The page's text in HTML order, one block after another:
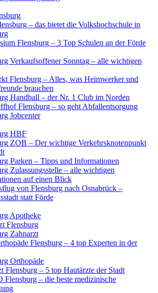
– das bietet die Volkshochschule in
Flensburg – 3 Top Schulen an der Förde
Verkaufsoffener Sonntag – alle wichtigen
Flensburg – Alles, was Heimwerker und
brauchen
Handball – der Nr. 1 Club im Norden
Flensburg – so geht Abfallentsorgung
Jobcenter
HBF
ZOB – Der wichtige Verkehrsknotenpunkt
Parken – Tipps und Informationen
Zulassungsstelle – alle wichtigen
auf einen Blick
von Flensburg nach Osnabrück –
statt Förde
Apotheke
Flensburg
Zahnarzt
Flensburg – 4 top Experten in der
Orthopäde
Flensburg – 5 top Hautärzte der Stadt
– die beste medizinische